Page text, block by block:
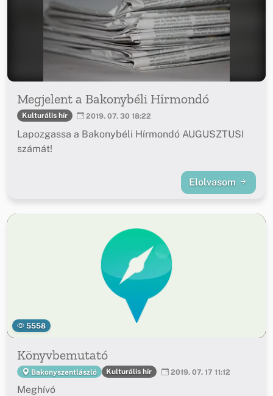
Megjelent a Bakonybéli Hírmondó
Kulturális hír 2019. 07. 30 18:22
Lapozgassa a Bakonybéli Hírmondó AUGUSZTUSI
számát!
Elolvasom
5558
Könyvbemutató
Bakonyszentlászló Kulturális hír 2019. 07. 17 11:12
Meghívó